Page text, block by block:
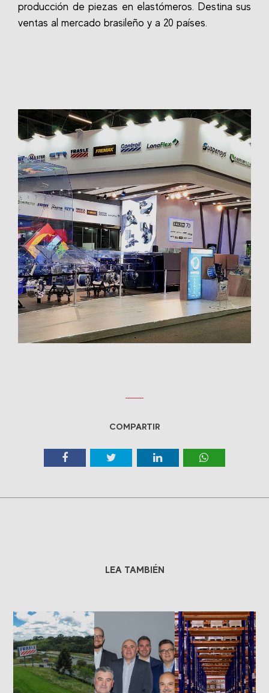
producción de piezas en elastómeros. Destina sus
ventas al mercado brasileño y a 20 países.
COMPARTIR
LEA TAMBIÉN